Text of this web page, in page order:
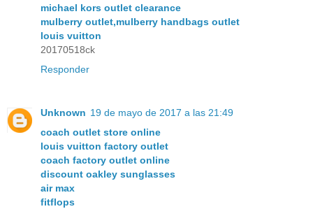
michael kors outlet clearance
mulberry outlet,mulberry handbags outlet
louis vuitton
20170518ck
Responder
Unknown 19 de mayo de 2017 a las 21:49
coach outlet store online
louis vuitton factory outlet
coach factory outlet online
discount oakley sunglasses
air max
fitflops